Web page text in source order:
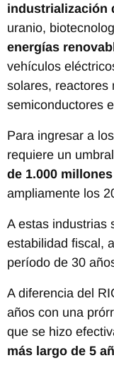
industrialización
uranio,
energías
vehículos
solares, reactores
semiconductores
Para ingresar a
requiere un
de 1.000
ampliamente los
A estas industrias
estabilidad fiscal,
período de 30
A diferencia del
años con una
que se hizo
más largo de 5